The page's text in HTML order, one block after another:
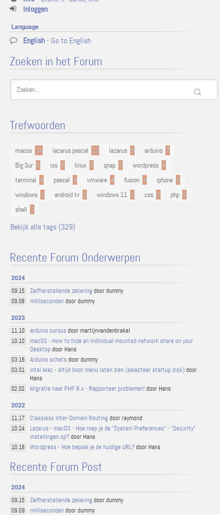
Inloggen
Language
English- Go to English
Zoeken in het Forum
Trefwoorden
macos 34 lazarus pascal 12 lazarus 9 arduino 7
Big Sur 6 ios 5 linux 5 qnap 5 wordpress 4
terminal 4 pascal 4 vmware 4 fusion 4 iphone 3
windows 3 android tv 3 windows 11 3 css 2 php 2
shell 2
Bekijk alle tags (329)
Recente Forum Onderwerpen
2024
09.15 Zelfherstellende zekeringdoor dummy
09.08 milliseconden door dummy
2023
11.10 arduino cursus door martijnvandenbrakel
10.10
macOS - How to hide an individual mounted network share on your
Desktop door Hans
03.16 Arduino schets door dummy
03.01 Intel Mac - Altijd boot menu laten zien (selecteer startup disk)door
Hans
02.02 Migratie naar PHP 8.x - Rapporteer problemen! door Hans
2022
11.17 Classless Inter-Domain Routingdoor raymond
10.24
Lazarus - macOS - Hoe roep je de "System Preferences" - "Security"
instellingen op?door Hans
10.18 Wordpress - Hoe bepaal je de huidige URL?door Hans
Recente Forum Post
2024
09.15 Zelfherstellende zekeringdoor dummy
09.09 milliseconden door dummy